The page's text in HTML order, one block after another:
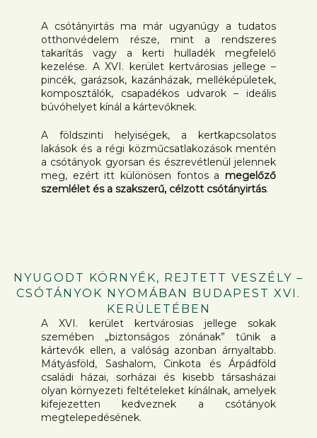
A csótányirtás ma már ugyanúgy a tudatos
otthonvédelem része, mint a rendszeres
takarítás vagy a kerti hulladék megfelelő
kezelése. A XVI. kerület kertvárosias jellege –
pincék, garázsok, kazánházak, melléképületek,
komposztálók, csapadékos udvarok – ideális
búvóhelyet kínál a kártevőknek.
A földszinti helyiségek, a kertkapcsolatos
lakások és a régi közműcsatlakozások mentén
a csótányok gyorsan és észrevétlenül jelennek
meg, ezért itt különösen fontos a megelőző
szemlélet és a szakszerű, célzott csótányirtás.
NYUGODT KÖRNYÉK, REJTETT VESZÉLY –
CSÓTÁNYOK NYOMÁBAN BUDAPEST XVI.
KERÜLETÉBEN
A XVI. kerület kertvárosias jellege sokak
szemében „biztonságos zónának” tűnik a
kártevők ellen, a valóság azonban árnyaltabb.
Mátyásföld, Sashalom, Cinkota és Árpádföld
családi házai, sorházai és kisebb társasházai
olyan környezeti feltételeket kínálnak, amelyek
kifejezetten kedveznek a csótányok
megtelepedésének.